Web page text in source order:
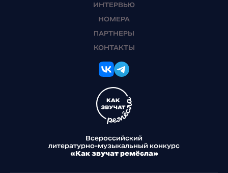
ИНТЕРВЬЮ
НОМЕРА
ПАРТНЕРЫ
КОНТАКТЫ
Всероссийский
литературно-музыкальный конкурс
«Как звучат ремёсла»